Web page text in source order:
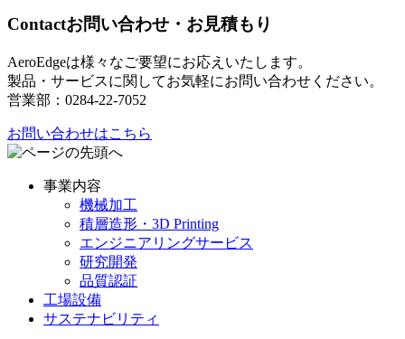
Contactお問い合わせ・お見積もり
AeroEdgeは様々なご要望にお応えいたします。
製品・サービスに関してお気軽にお問い合わせください。
営業部：0284-22-7052
お問い合わせはこちら
事業内容
機械加工
積層造形・3D Printing
エンジニアリングサービス
研究開発
品質認証
工場設備
サステナビリティ